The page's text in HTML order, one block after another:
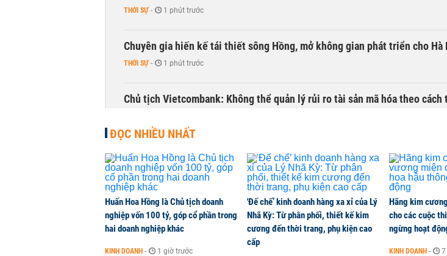
THỜI SỰ - 1 phút trước
Chuyên gia hiến kế tái thiết sông Hồng, mở không gian phát triển cho Hà
THỜI SỰ - 1 phút trước
Chủ tịch Vietcombank: Không thể quản lý rủi ro tài sản mã hóa theo cách
ĐỌC NHIỀU NHẤT
Huấn Hoa Hồng là Chủ tịch doanh
nghiệp vốn 100 tỷ, góp cổ phần trong
hai doanh nghiệp khác
KINH DOANH - 1 giờ trước
'Đế chế’ kinh doanh hàng xa xỉ của Lý
Nhã Kỳ: Từ phân phối, thiết kế kim
cương đến thời trang, phụ kiện cao
cấp
Hãng kim
cho các cuộc
ngừng hoạt
KINH DOANH - 7